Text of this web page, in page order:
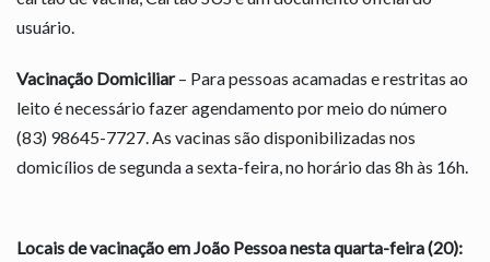
usuário.
Vacinação Domiciliar– Para pessoas acamadas e restritas ao
leito é necessário fazer agendamento por meio do número
(83) 98645-7727. As vacinas são disponibilizadas nos
domicílios de segunda a sexta-feira, no horário das 8h às 16h.
Locais de vacinação em João Pessoa nesta quarta-feira (20):